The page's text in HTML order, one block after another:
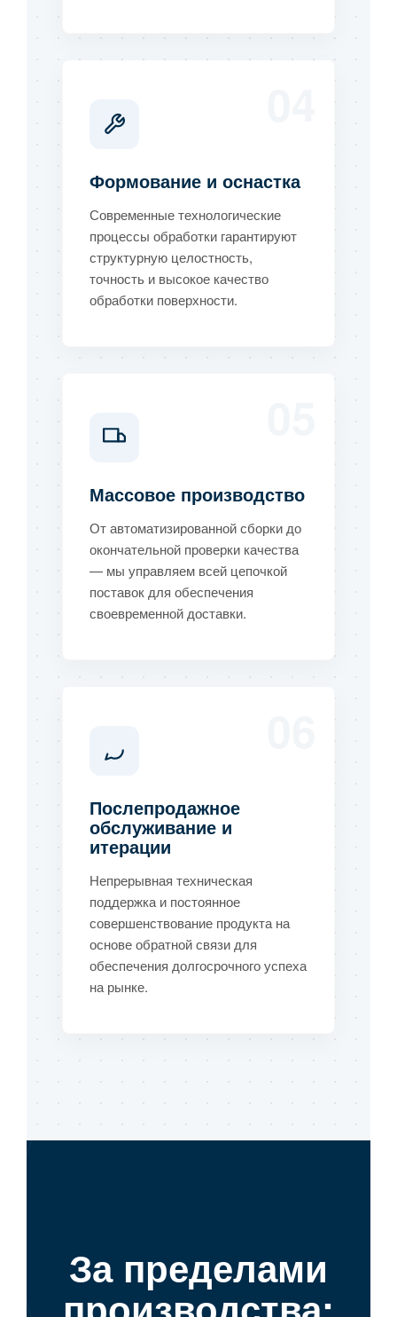
Формование и оснастка
Современные технологические
процессы обработки гарантируют
структурную целостность,
точность и высокое качество
обработки поверхности.
Массовое производство
От автоматизированной сборки до
окончательной проверки качества
— мы управляем всей цепочкой
поставок для обеспечения
своевременной доставки.
Послепродажное
обслуживание и
итерации
Непрерывная техническая
поддержка и постоянное
совершенствование продукта на
основе обратной связи для
обеспечения долгосрочного успеха
на рынке.
За пределами